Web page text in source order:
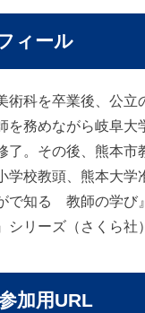
ィール
術科を卒業後、公立
を務めながら岐阜大
了。その後、熊本市
学校教頭、熊本大学
で知る 教師の学び
リーズ（さくら社
加用URL